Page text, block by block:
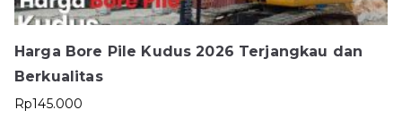
Harga Bore Pile Kudus 2026 Terjangkau dan
Berkualitas
Rp145.000